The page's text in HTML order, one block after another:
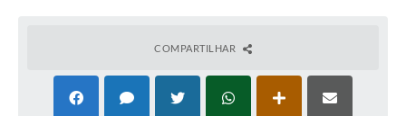
COMPARTILHAR